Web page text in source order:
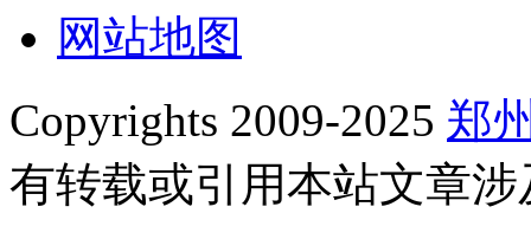
网站地图
Copyrights 2009-2025 郑
有转载或引用本站文章